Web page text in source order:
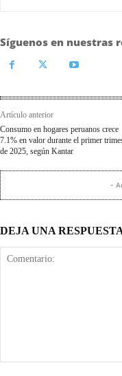
Síguenos en nuestras
Artículo anterior
Consumo en hogares peruanos crece
7.1% en valor durante el primer
de 2025, según Kantar
-
DEJA UNA